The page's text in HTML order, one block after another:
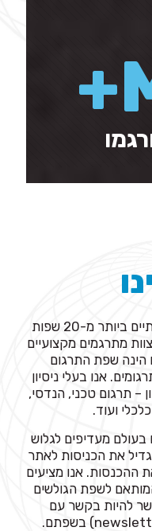
+
אנו מספקים שירות תרגומים איכותיים ביותר מ-20 שפות
מתרגמים מקצועיים
שפת התרגום
אנו בעלי ניסיון
– תרגום טכני, הנדסי,
ועוד.
הגולשים בעולם מעדיפים לגלוש
את הכניסות לאתר
ההכנסות. אנו מציעים
לשפת הגולשים
להיות בקשר עם